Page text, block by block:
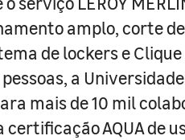
amplo, corte
de lockers e Clique
a Universidade
mais de 10 mil
AQUA de